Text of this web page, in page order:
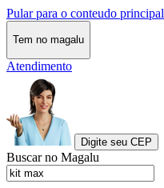
Pular para o conteudo principal
Tem no magalu
Atendimento
Digite seu CEP
Buscar no Magalu